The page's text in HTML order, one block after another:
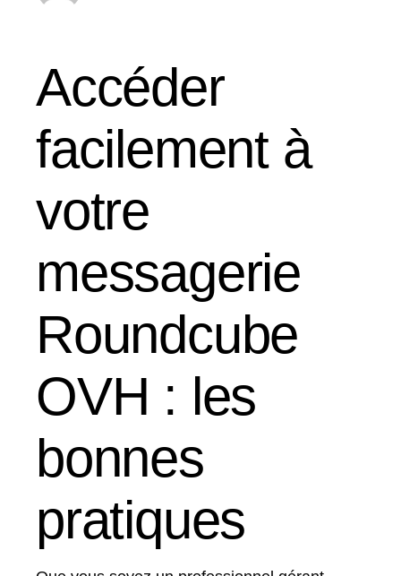
Accéder
facilement à
votre
messagerie
Roundcube
OVH : les
bonnes
pratiques